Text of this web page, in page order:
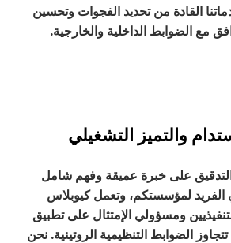
القادة من تحديد الفجوات وتحسين
مع الضوابط الداخلية والخارجية.
والتميز التشغيلي
على خبرة عميقة وفهم شامل
الفريد لمؤسستكم، وتعمل كيوبلاس
ومسؤولي الإمتثال على تطبيق
الضوابط التنظيمية الروتينية. نحن